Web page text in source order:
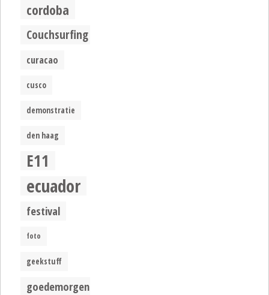
cordoba
Couchsurfing
curacao
cusco
demonstratie
den haag
E11
ecuador
festival
foto
geekstuff
goedemorgen